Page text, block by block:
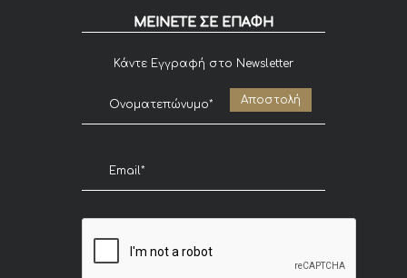
ΜΕΙΝΕΤΕ ΣΕ ΕΠΑΦΗ
Κάντε Εγγραφή στο Newsletter